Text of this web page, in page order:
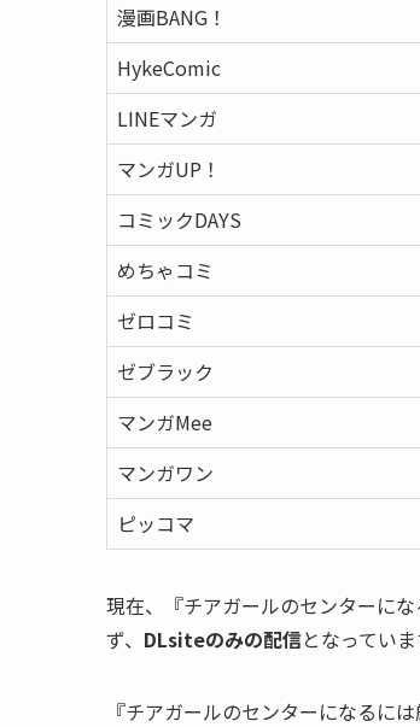
漫画BANG！
HykeComic
LINEマンガ
マンガUP！
コミックDAYS
めちゃコミ
ゼロコミ
ゼブラック
マンガMee
マンガワン
ピッコマ
現在、『チアガールのセンターに
ず、 DLsiteのみの配信となっていま
『チアガールのセンターになるに